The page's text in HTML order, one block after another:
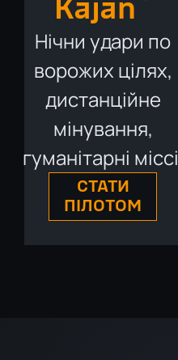
Kajan
Нічни удари по
ворожих цілях,
дистанційне
мінування,
гуманітарні
СТАТИ
ПІЛОТОМ